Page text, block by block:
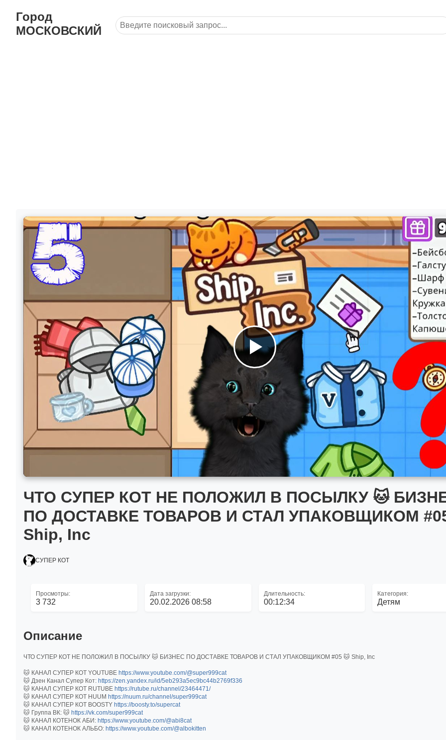
Город
МОСКОВСКИЙ
ЧТО СУПЕР КОТ НЕ ПОЛОЖИЛ В ПОСЫЛКУ 🐱
ПО ДОСТАВКЕ ТОВАРОВ И СТАЛ УПАКОВЩИКОМ
Ship, Inc
СУПЕР КОТ
Просмотры:
3 732
Дата загрузки:
20.02.2026 08:58
Длительность:
00:12:34
Категория:
Детям
Описание
ЧТО СУПЕР КОТ НЕ ПОЛОЖИЛ В ПОСЫЛКУ 🐱 БИЗНЕС ПО ДОСТАВКЕ ТОВАРОВ И СТАЛ УПАКОВЩИКОМ #05 🐱 Ship, Inc
🐱 КАНАЛ СУПЕР КОТ YOUTUBE https://www.youtube.com/@super999cat
🐱 Дзен Канал Супер Кот: https://zen.yandex.ru/id/5eb293a5ec9bc44b2769f336
🐱 КАНАЛ СУПЕР КОТ RUTUBE https://rutube.ru/channel/23464471/
🐱 КАНАЛ СУПЕР КОТ HUUM https://nuum.ru/channel/super999cat
🐱 КАНАЛ СУПЕР КОТ BOOSTY https://boosty.to/supercat
🐱 Группа ВК: 🐱 https://vk.com/super999cat
🐱 КАНАЛ КОТЕНОК АБИ: https://www.youtube.com/@abi8cat
🐱 КАНАЛ КОТЕНОК АЛЬБО: https://www.youtube.com/@albokitten